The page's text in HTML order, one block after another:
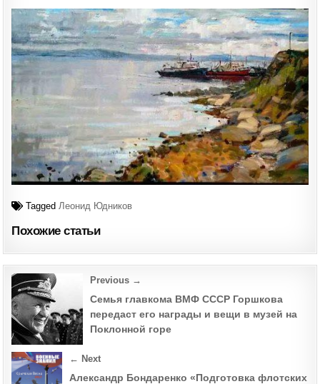
Tagged Леонид Юдников
Похожие статьи
Post
navigation
Previous →
Семья главкома ВМФ СССР Горшкова
передаст его награды и вещи в музей на
Поклонной горе
← Next
Александр Бондаренко «Подготовка флотских